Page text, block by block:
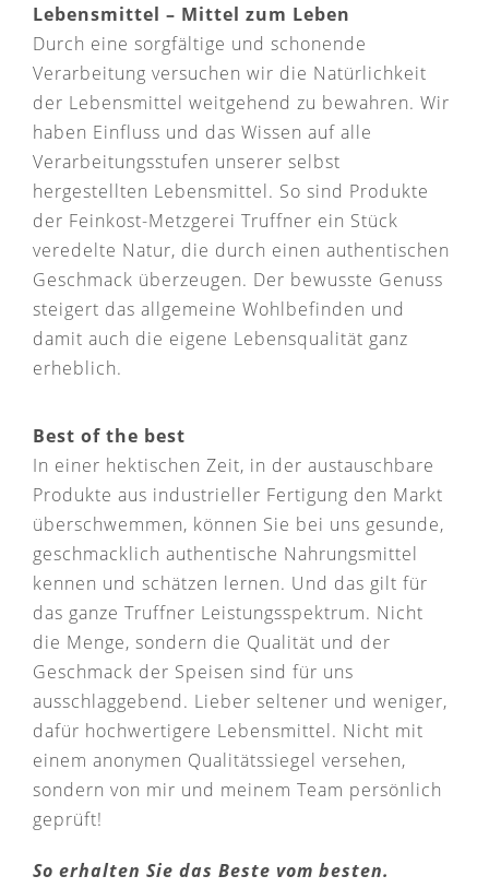
Lebensmittel – Mittel zum Leben
Durch eine sorgfältige und schonende
Verarbeitung versuchen wir die Natürlichkeit
der Lebensmittel weitgehend zu bewahren. Wir
haben Einfluss und das Wissen auf alle
Verarbeitungsstufen unserer selbst
hergestellten Lebensmittel. So sind Produkte
der Feinkost-Metzgerei Truffner ein Stück
veredelte Natur, die durch einen authentischen
Geschmack überzeugen. Der bewusste Genuss
steigert das allgemeine Wohlbefinden und
damit auch die eigene Lebensqualität ganz
erheblich.
Best of the best
In einer hektischen Zeit, in der austauschbare
Produkte aus industrieller Fertigung den Markt
überschwemmen, können Sie bei uns gesunde,
geschmacklich authentische Nahrungsmittel
kennen und schätzen lernen. Und das gilt für
das ganze Truffner Leistungsspektrum. Nicht
die Menge, sondern die Qualität und der
Geschmack der Speisen sind für uns
ausschlaggebend. Lieber seltener und weniger,
dafür hochwertigere Lebensmittel. Nicht mit
einem anonymen Qualitätssiegel versehen,
sondern von mir und meinem Team persönlich
geprüft!
So erhalten Sie das Beste vom besten.